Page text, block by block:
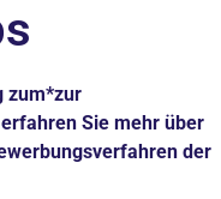
zum*zur
Sie mehr über
der